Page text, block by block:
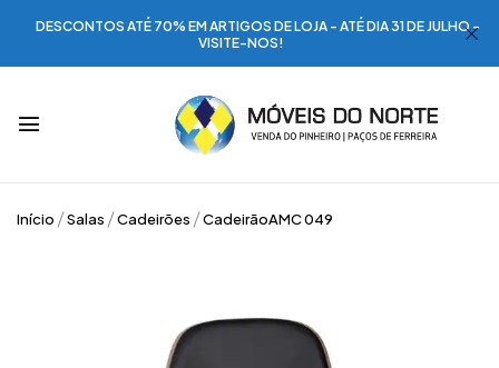
DESCONTOS ATÉ 70% EM ARTIGOS DE LOJA - ATÉ DIA 31 DE JULHO -
VISITE-NOS!
Início Salas Cadeirões CadeirãoAMC 049